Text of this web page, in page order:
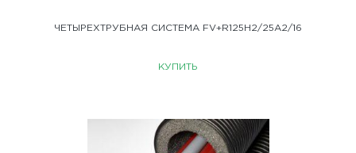
ЧЕТЫРЕХТРУБНАЯ СИСТЕМА FV+R125H2/25A2/16
КУПИТЬ